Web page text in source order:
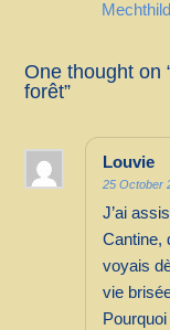
Mechthild
One thought on
forêt”
Louvie
25 October
J’ai
Cantine,
voyais
vie